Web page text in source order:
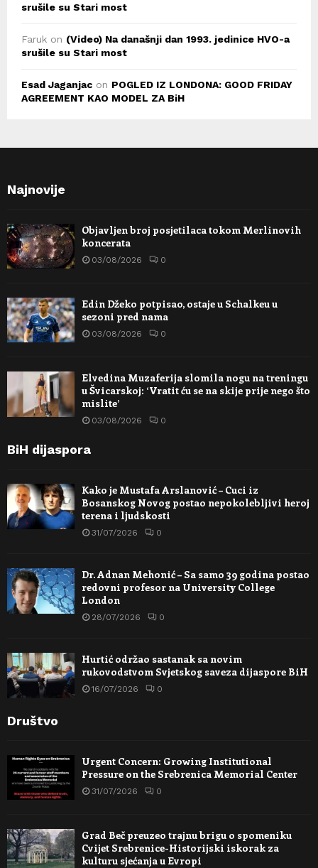
srušile su Stari most
Faruk on (Video) Na današnji dan 1993. jedinice HVO-a
srušile su Stari most
Esad Jaganjac on POGLED IZ LONDONA: GOOD FRIDAY
AGREEMENT KAO MODEL ZA BiH
Najnovije
Objavljen broj posjetilaca tokom Merlinovih
koncerata
03/08/2026 0
Edin Džeko potpisao, ostaje u Schalkeu u
sezoni pred nama
03/08/2026 0
Elvedina Muzaferija slomila nogu na treningu
u Švicarskoj: ‘Vratit ću se na skije prije nego što
mislite’
03/08/2026 0
BiH dijaspora
Kako je Mustafa Arslanović – Cuci iz
Bosanskog Novog postao nepokolebljivi heroj
terena i ljudskosti
31/07/2026 0
Dr. Adnan Mehonić – Sa samo 39 godina postao
redovni profesor na University College
London
28/07/2026 0
Hurtić održao sastanak sa novim
rukovodstvom Svjetskog saveza dijaspore BiH
16/07/2026 0
Društvo
Urgent Concern: Growing Institutional
Pressure on the Srebrenica Memorial Center
31/07/2026 0
Grad Beč preuzeo trajnu brigu o spomeniku
Cvijet Srebrenice-Historijski iskorak za
kulturu sjećanja u Evropi